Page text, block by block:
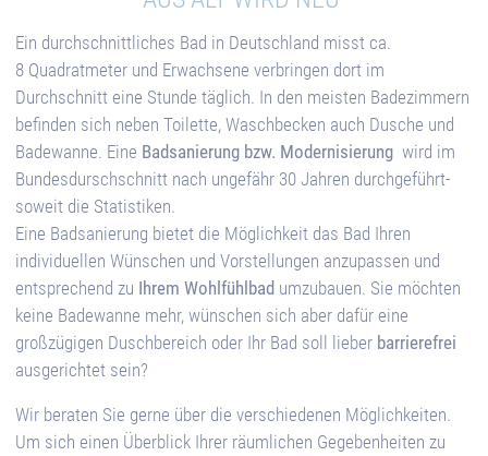
Ein durchschnittliches Bad in Deutschland misst ca.
8 Quadratmeter und Erwachsene verbringen dort im
Durchschnitt eine Stunde täglich. In den meisten Badezimmern
befinden sich neben Toilette, Waschbecken auch Dusche und
Badewanne. Eine Badsanierung bzw. Modernisierungwird im
Bundesdurschschnitt nach ungefähr 30 Jahren durchgeführt-
soweit die Statistiken.
Eine Badsanierung bietet die Möglichkeit das Bad Ihren
individuellen Wünschen und Vorstellungen anzupassen und
entsprechend zu Ihrem Wohlfühlbad umzubauen. Sie möchten
keine Badewanne mehr, wünschen sich aber dafür eine
großzügigen Duschbereich oder Ihr Bad soll lieberbarrierefrei
ausgerichtet sein?
Wir beraten Sie gerne über die verschiedenen Möglichkeiten.
Um sich einen Überblick Ihrer räumlichen Gegebenheiten zu